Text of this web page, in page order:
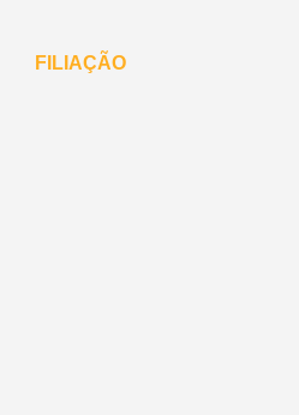
FILIAÇÃO